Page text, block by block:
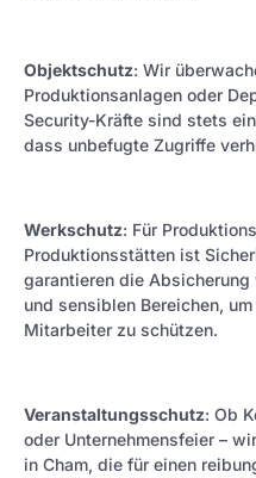
Objektschutz: Wir
Produktionsanlagen oder
Security-Kräfte sind stets
dass unbefugte Zugriffe
Werkschutz: Für
Produktionsstätten ist
garantieren die Absicherung
und sensiblen Bereichen,
Mitarbeiter zu schützen.
Veranstaltungsschutz: Ob
oder Unternehmensfeier –
in Cham, die für einen